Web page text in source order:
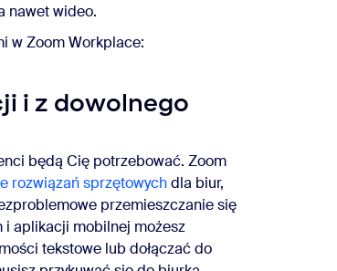
nawet wideo.
w Zoom Workplace:
i z dowolnego
będą Cię potrzebować. Zoom
rozwiązań sprzętowychdla biur,
przemieszczanie się
i aplikacji mobilnej możesz
tekstowe lub dołączać do